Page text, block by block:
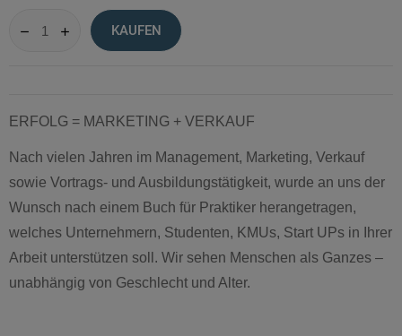
KAUFEN
ERFOLG = MARKETING + VERKAUF
Nach vielen Jahren im Management, Marketing, Verkauf
sowie Vortrags- und Ausbildungstätigkeit, wurde an uns der
Wunsch nach einem Buch für Praktiker herangetragen,
welches Unternehmern, Studenten, KMUs, Start UPs in Ihrer
Arbeit unterstützen soll. Wir sehen Menschen als Ganzes –
unabhängig von Geschlecht und Alter.